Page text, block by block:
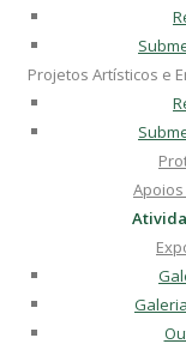
Projetos Artísticos e